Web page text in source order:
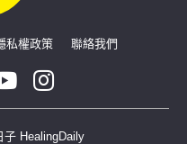
私權政策 聯絡我們
HealingDaily